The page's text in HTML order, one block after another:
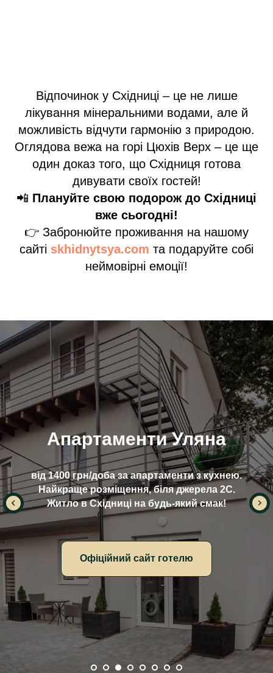
Відпочинок у Східниці – це не лише
лікування мінеральними водами, але й
можливість відчути гармонію з природою.
Оглядова вежа на горі Цюхів Верх – це ще
один доказ того, що Східниця готова
дивувати своїх гостей!
📲 Плануйте свою подорож до Східниці
вже сьогодні!
👉 Забронюйте проживання на нашому
сайті skhidnytsya.com та подаруйте собі
неймовірні емоції!
Вілла на Гірській
від 500 грн/доба за 2 людини.
Зручне розміщення біля джерел №1 та №3.
Житло в Східниці на будь-який смак!
Офіційний сайт готелю